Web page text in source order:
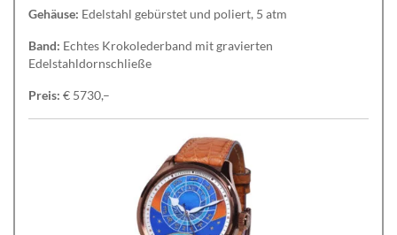
Gehäuse: Edelstahl gebürstet und poliert, 5 atm
Band: Echtes Krokolederband mit gravierten
Edelstahldornschließe
Preis: € 5730,–